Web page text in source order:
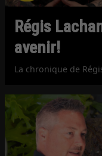
Régis
avenir!
La chronique de